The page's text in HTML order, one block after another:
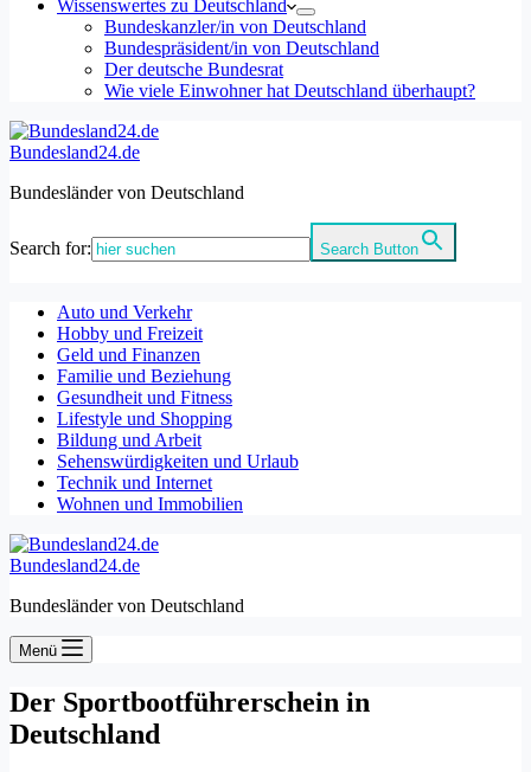
Wissenswertes zu Deutschland
Bundeskanzler/in von Deutschland
Bundespräsident/in von Deutschland
Der deutsche Bundesrat
Wie viele Einwohner hat Deutschland überhaupt?
Bundesland24.de
Bundesländer von Deutschland
Search for: Search Button
Auto und Verkehr
Hobby und Freizeit
Geld und Finanzen
Familie und Beziehung
Gesundheit und Fitness
Lifestyle und Shopping
Bildung und Arbeit
Sehenswürdigkeiten und Urlaub
Technik und Internet
Wohnen und Immobilien
Bundesland24.de
Bundesländer von Deutschland
Menü
Der Sportbootführerschein in
Deutschland